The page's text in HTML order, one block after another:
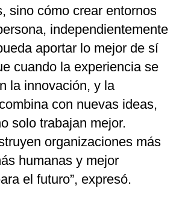
sino cómo crear entornos
independientemente
aportar lo mejor de sí
cuando la experiencia se
la innovación, y la
con nuevas ideas,
solo trabajan mejor.
organizaciones más
humanas y mejor
el futuro”, expresó.